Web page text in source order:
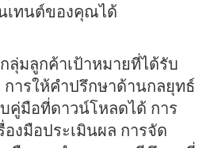
เทนต์ของคุณได้
ลุ่มลูกค้าเป้าหมายที่ได้รับ
ารให้คำปรึกษาด้านกลยุทธ์
คู่มือที่ดาวน์โหลดได้ การ
องมือประเมินผล การจัด